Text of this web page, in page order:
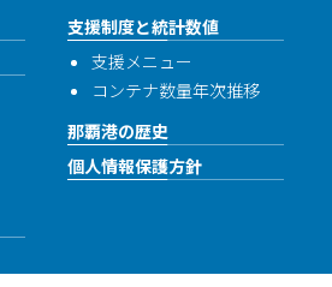
支援制度と統計数値
支援メニュー
コンテナ数量年次推移
那覇港の歴史
個人情報保護方針